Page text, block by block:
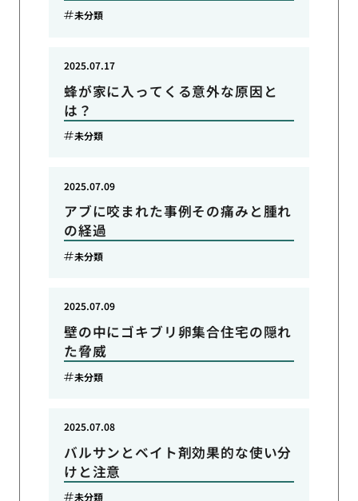
未分類
蜂が家に入ってくる意外な原因と
は？
2025.07.17
未分類
アブに咬まれた事例その痛みと腫れ
の経過
2025.07.09
未分類
壁の中にゴキブリ卵集合住宅の隠れ
た脅威
2025.07.09
未分類
バルサンとベイト剤効果的な使い分
けと注意
2025.07.08
未分類